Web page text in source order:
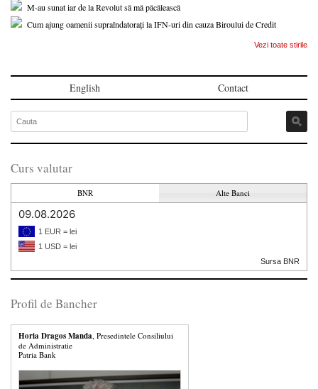
M-au sunat iar de la Revolut să mă păcălească
Cum ajung oamenii supraîndatorați la IFN-uri din cauza Biroului de Credit
Vezi toate stirile
English Contact
Curs valutar
BNR Alte Banci
09.08.2026
1 EUR = lei
1 USD = lei
Sursa BNR
Profil de Bancher
Horia Dragos Manda, Presedintele Consiliului
de Administratie
Patria Bank